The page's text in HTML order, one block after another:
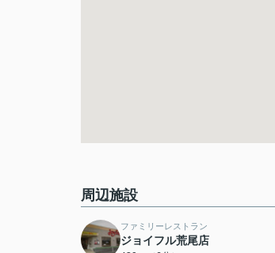
周辺施設
ファミリーレストラン
ジョイフル荒尾店